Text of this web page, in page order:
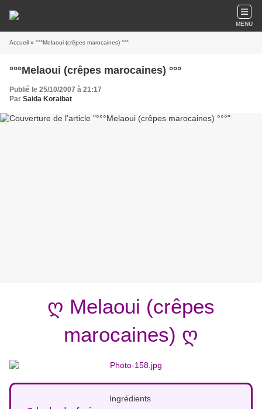
MENU
Accueil » °°°Melaoui (crêpes marocaines) °°°
°°°Melaoui (crêpes marocaines) °°°
Publié le 25/10/2007 à 21:17
Par Saida Koraibat
ღ Melaoui (crêpes
marocaines) ღ
Ingrédients